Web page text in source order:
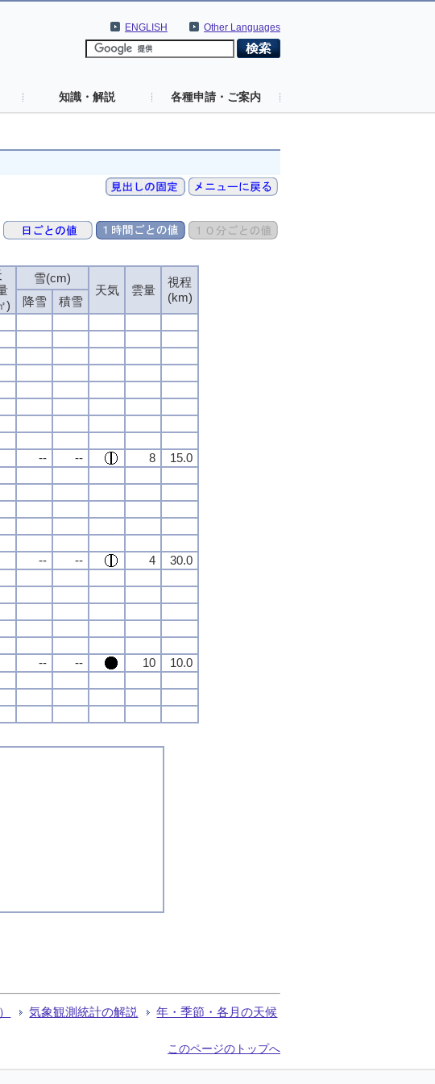
Other Languages
ENGLISH
知識・解説 各種申請・ご案内
)
雪(cm)
天気
雲量
視程
(km)
降雪
積雪
-- -- 8
15.0
-- -- 4
30.0
-- -- 10
10.0
気象観測統計の解説 年・季節・各月の天候
このページのトップへ